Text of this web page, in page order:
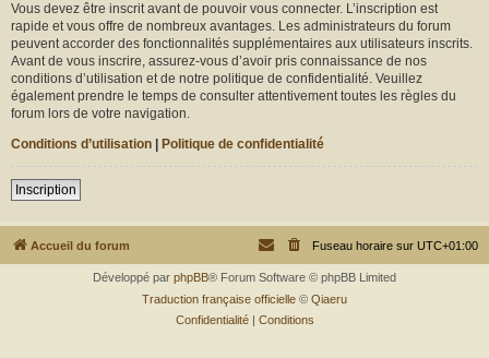
Vous devez être inscrit avant de pouvoir vous connecter. L’inscription est
rapide et vous offre de nombreux avantages. Les administrateurs du forum
peuvent accorder des fonctionnalités supplémentaires aux utilisateurs inscrits.
Avant de vous inscrire, assurez-vous d’avoir pris connaissance de nos
conditions d’utilisation et de notre politique de confidentialité. Veuillez
également prendre le temps de consulter attentivement toutes les règles du
forum lors de votre navigation.
Conditions d’utilisation
Politique de confidentialité
Inscription
Accueil du forum Fuseau horaire sur UTC+01:00
Développé par phpBB® Forum Software © phpBB Limited
Traduction française officielle © Qiaeru
Confidentialité| Conditions